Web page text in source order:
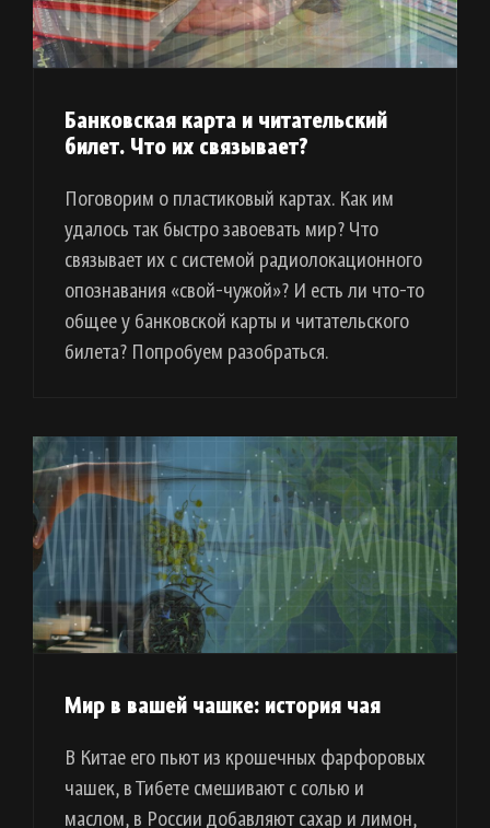
Банковская карта и читательский
билет. Что их связывает?
Поговорим о пластиковый картах. Как им
удалось так быстро завоевать мир? Что
связывает их с системой радиолокационного
опознавания «свой-чужой»? И есть ли что-то
общее у банковской карты и читательского
билета? Попробуем разобраться.
Мир в вашей чашке: история чая
В Китае его пьют из крошечных фарфоровых
чашек, в Тибете смешивают с солью и
маслом, в России добавляют сахар и лимон,